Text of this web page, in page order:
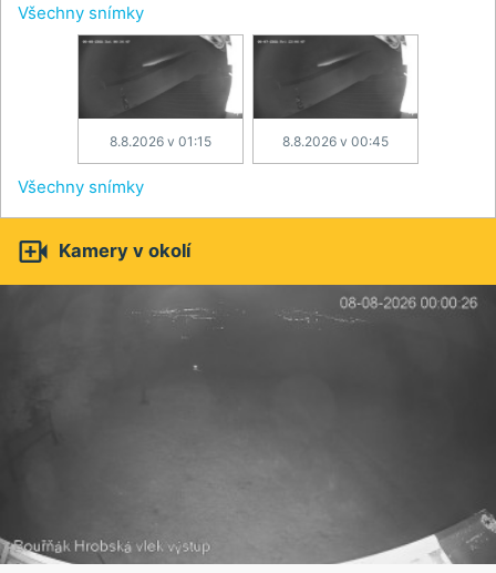
Všechny snímky
8.8.2026 v 01:15 8.8.2026 v 00:45
Všechny snímky
 Kamery v okolí